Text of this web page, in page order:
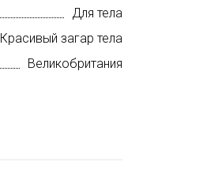
Для тела
Красивый загар тела
Великобритания